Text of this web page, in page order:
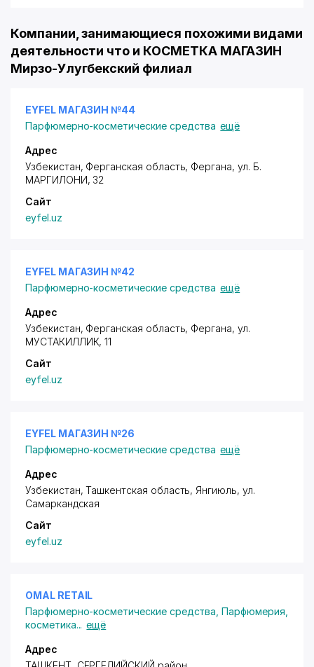
Компании, занимающиеся похожими видами
деятельности что и КОСМЕТКА МАГАЗИН
Мирзо-Улугбекский филиал
EYFEL МАГАЗИН №44
Парфюмерно-косметические средства ещё
Адрес
Узбекистан, Ферганская область, Фергана, ул. Б.
МАРГИЛОНИ, 32
Сайт
eyfel.uz
EYFEL МАГАЗИН №42
Парфюмерно-косметические средства ещё
Адрес
Узбекистан, Ферганская область, Фергана, ул.
МУСТАКИЛЛИК, 11
Сайт
eyfel.uz
EYFEL МАГАЗИН №26
Парфюмерно-косметические средства ещё
Адрес
Узбекистан, Ташкентская область, Янгиюль, ул.
Самаркандская
Сайт
eyfel.uz
OMAL RETAIL
Парфюмерно-косметические средства ,Парфюмерия,
косметика... ещё
Адрес